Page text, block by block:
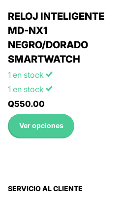
RELOJ INTELIGENTE
MD-NX1
NEGRO/DORADO
SMARTWATCH
1 en stock
1 en stock
Q550.00
Ver opciones
SERVICIO AL CLIENTE